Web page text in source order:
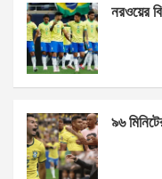
b
o
o
k
n
g
er
s
p
নরওয়ের
৯৬